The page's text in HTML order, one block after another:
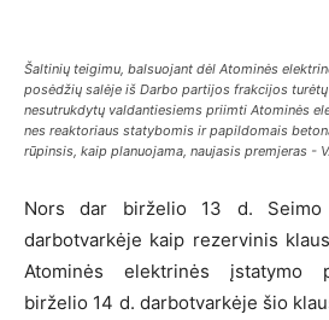
Šaltinių teigimu, balsuojant dėl Atominės
posėdžių salėje iš Darbo partijos frakcijos
nesutrukdytų valdantiesiems priimti Atominės
nes reaktoriaus statybomis ir papildomais
rūpinsis, kaip planuojama, naujasis premjeras -
Nors dar birželio 13 d. Seimo
darbotvarkėje kaip rezervinis
Atominės elektrinės įstatymo
birželio 14 d. darbotvarkėje šio